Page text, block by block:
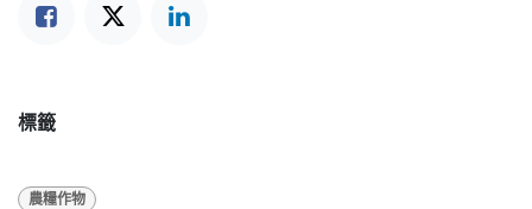
標籤
農糧作物